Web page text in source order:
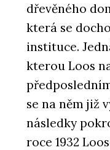
dřevěného
která se
instituce.
kterou Loos
se na něm již
následky
roce 1932